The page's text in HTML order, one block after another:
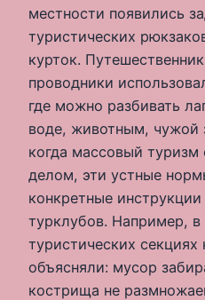
местности появились
туристических
курток.
проводники
где можно разбивать
воде, животным, чужой
когда массовый
делом, эти устные
конкретные
турклубов. Например, в
туристических секциях
объясняли: мусор
кострища не